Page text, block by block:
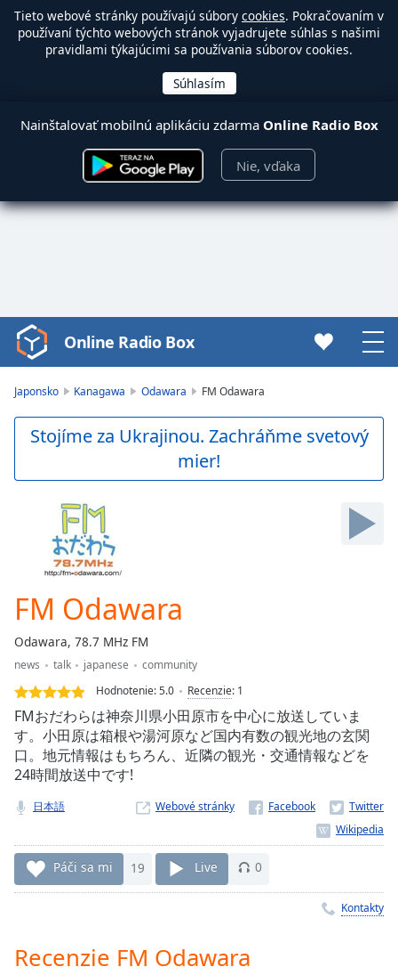
Tieto webové stránky používajú súbory cookies. Pokračovaním v
používaní týchto webových stránok vyjadrujete súhlas s našimi
pravidlami týkajúcimi sa používania súborov cookies.
Nainštalovať mobilnú aplikáciu zdarma Online Radio Box
Nie, vďaka
Video
Player
Play
Video
Skip
Current
Loaded:
0.00%
Stream
Type LIVE
Seek to
live,
currently
behind
liveLIVE
Remaining
Time
1x
Chapters
Online Radio Box
Japonsko Kanagawa Odawara FM Odawara
Stojíme za Ukrajinou. Zachráňme svetový
mier!
FM Odawara
Odawara, 78.7 MHz FM
news talk japanese
community
Hodnotenie:5.0 Recenzie: 1
FMおだわらは神奈川県小田原市を中心に放送していま
す。小田原は箱根や湯河原など国内有数の観光地の玄関
口。地元情報はもちろん、近隣の観光・交通情報などを
24時間放送中です!
日本語 Webové stránky
Páči sa mi 19 Live 0
Kontakty
Recenzie FM Odawara